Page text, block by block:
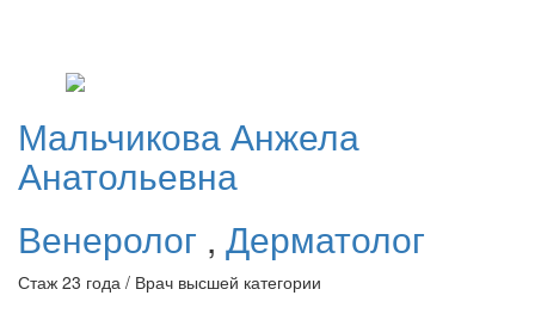
МальчиковаАнжела
Анатольевна
Венеролог , Дерматолог
Стаж 23 года / Врач высшей категории